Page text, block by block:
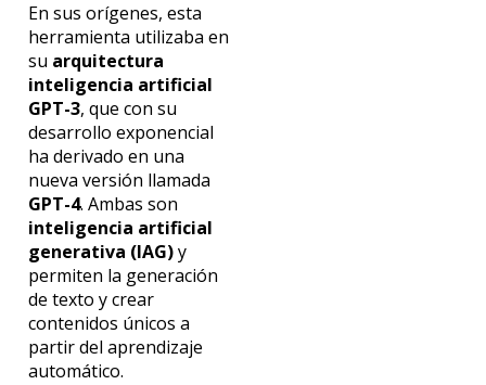
En sus orígenes, esta
herramienta utilizaba en
su arquitectura
inteligencia artificial
GPT-3, que con su
desarrollo exponencial
ha derivado en una
nueva versión llamada
GPT-4. Ambas son
inteligencia artificial
generativa (IAG)y
permiten la generación
de texto y crear
contenidos únicos a
partir del aprendizaje
automático.